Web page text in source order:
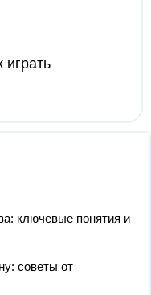
играть
ключевые понятия и
советы от